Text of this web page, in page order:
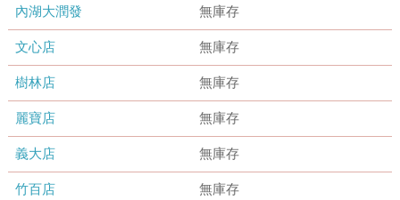
內湖大潤發 無庫存
文心店 無庫存
樹林店 無庫存
麗寶店 無庫存
義大店 無庫存
竹百店 無庫存